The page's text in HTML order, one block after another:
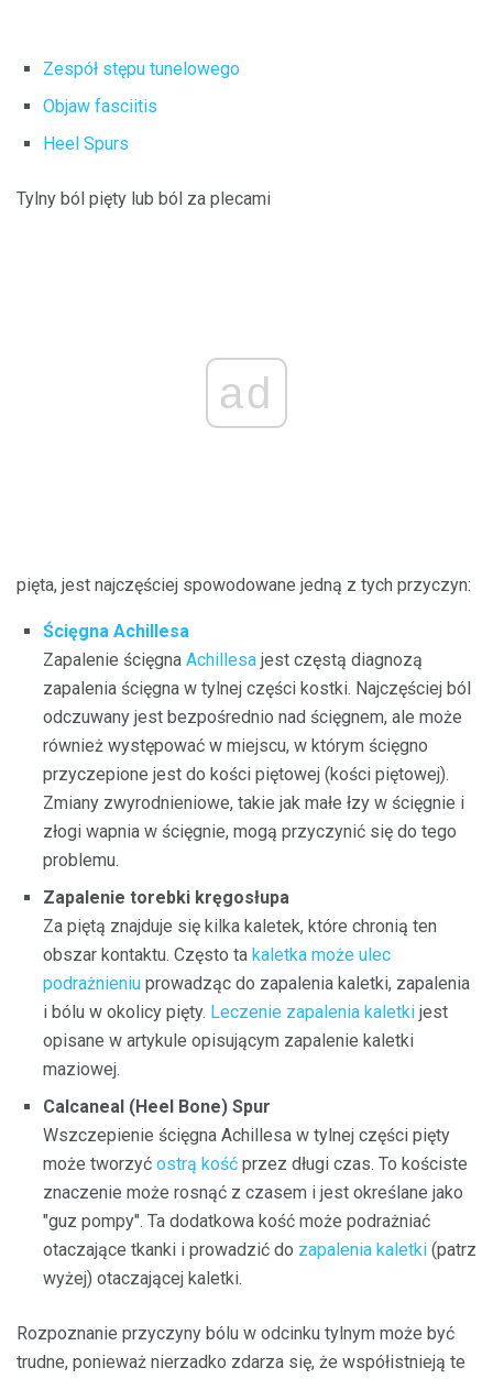
Zespół stępu tunelowego
Objaw fasciitis
Heel Spurs
Tylny ból pięty lub ból za plecami
ad
pięta, jest najczęściej spowodowane jedną z tych przyczyn:
Ścięgna Achillesa
Zapalenie ścięgna Achillesa jest częstą diagnozą
zapalenia ścięgna w tylnej części kostki. Najczęściej ból
odczuwany jest bezpośrednio nad ścięgnem, ale może
również występować w miejscu, w którym ścięgno
przyczepione jest do kości piętowej (kości piętowej).
Zmiany zwyrodnieniowe, takie jak małe łzy w ścięgnie i
złogi wapnia w ścięgnie, mogą przyczynić się do tego
problemu.
Zapalenie torebki kręgosłupa
Za piętą znajduje się kilka kaletek, które chronią ten
obszar kontaktu. Często ta kaletka może ulec
podrażnieniu prowadząc do zapalenia kaletki, zapalenia
i bólu w okolicy pięty. Leczenie zapalenia kaletki jest
opisane w artykule opisującym zapalenie kaletki
maziowej.
Calcaneal (Heel Bone) Spur
Wszczepienie ścięgna Achillesa w tylnej części pięty
może tworzyć ostrą kość przez długi czas. To kościste
znaczenie może rosnąć z czasem i jest określane jako
"guz pompy". Ta dodatkowa kość może podrażniać
otaczające tkanki i prowadzić do zapalenia kaletki (patrz
wyżej) otaczającej kaletki.
Rozpoznanie przyczyny bólu w odcinku tylnym może być
trudne, ponieważ nierzadko zdarza się, że współistnieją te